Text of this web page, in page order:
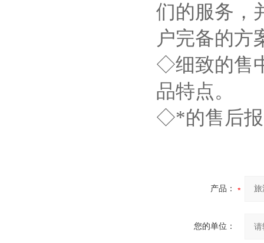
们的服务，
户完备的方
◇细致的售
品特点。
◇*的售后报
产品：
您的单位：